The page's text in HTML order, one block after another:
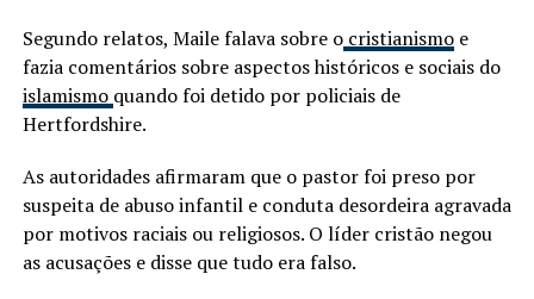
Segundo relatos, Maile falava sobre ocristianismoe
fazia comentários sobre aspectos históricos e sociais do
islamismo quando foi detido por policiais de
Hertfordshire.
As autoridades afirmaram que o pastor foi preso por
suspeita de abuso infantil e conduta desordeira agravada
por motivos raciais ou religiosos. O líder cristão negou
as acusações e disse que tudo era falso.